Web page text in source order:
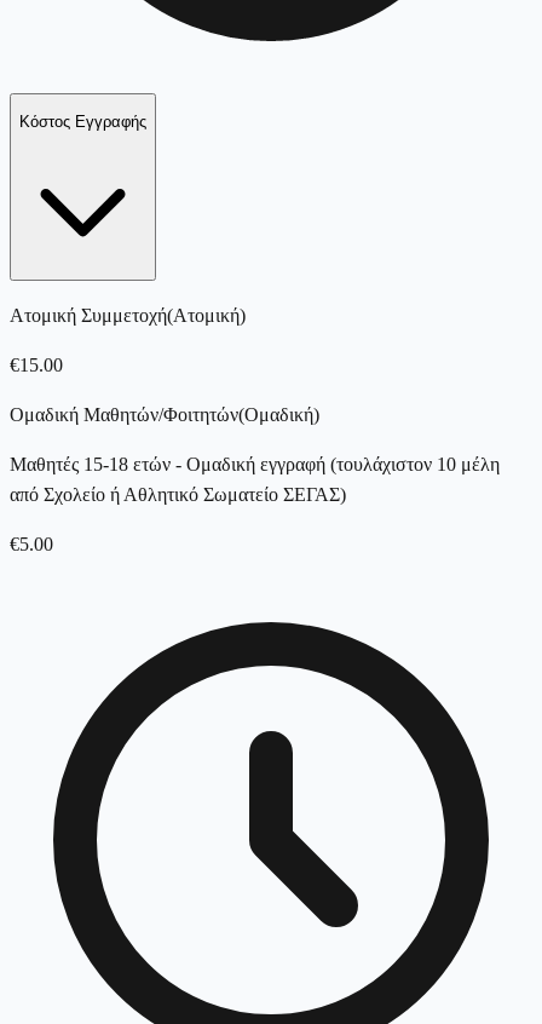
Κόστος Εγγραφής
Ατομική Συμμετοχή(Ατομική)
€15.00
Ομαδική Μαθητών/Φοιτητών(Ομαδική)
Μαθητές 15-18 ετών - Ομαδική εγγραφή (τουλάχιστον 10 μέλη
από Σχολείο ή Αθλητικό Σωματείο ΣΕΓΑΣ)
€5.00